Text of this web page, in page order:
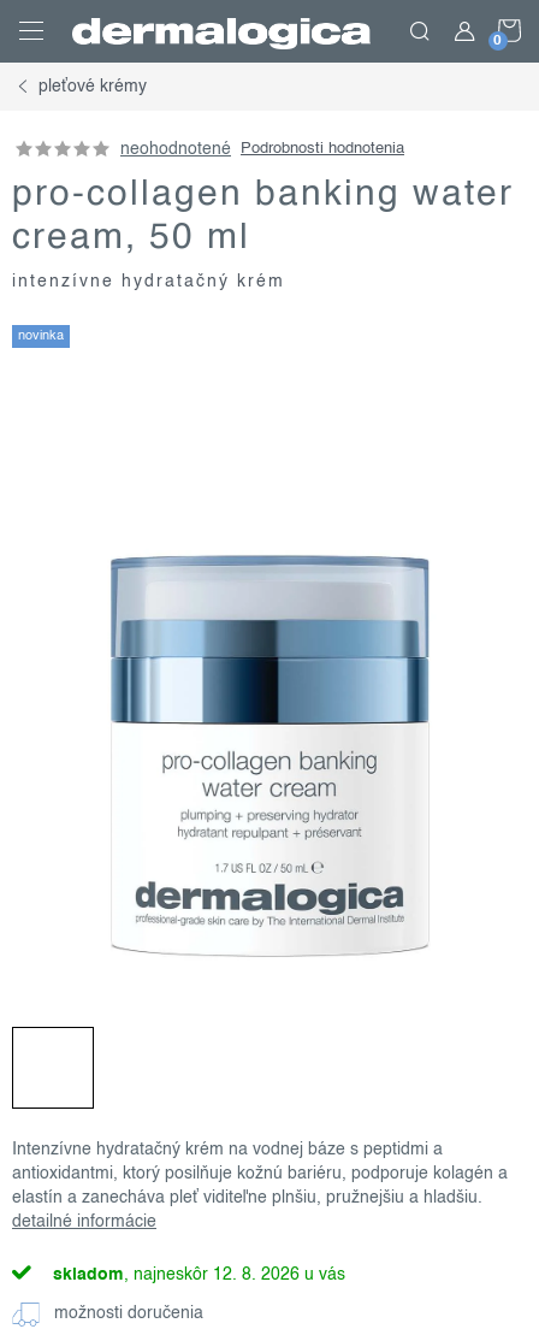
obsah
pleťové krémy
neohodnotené Podrobnosti hodnotenia
pro-collagen banking water
cream, 50 ml
intenzívne hydratačný krém
novinka
Intenzívne hydratačný krém na vodnej báze s peptidmi a
antioxidantmi, ktorý posilňuje kožnú bariéru, podporuje kolagén a
elastín a zanecháva pleť viditeľne plnšiu, pružnejšiu a hladšiu.
detailné informácie
skladom 12. 8. 2026
možnosti doručenia